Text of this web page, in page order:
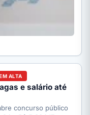
ALTA
e salário até
concurso público